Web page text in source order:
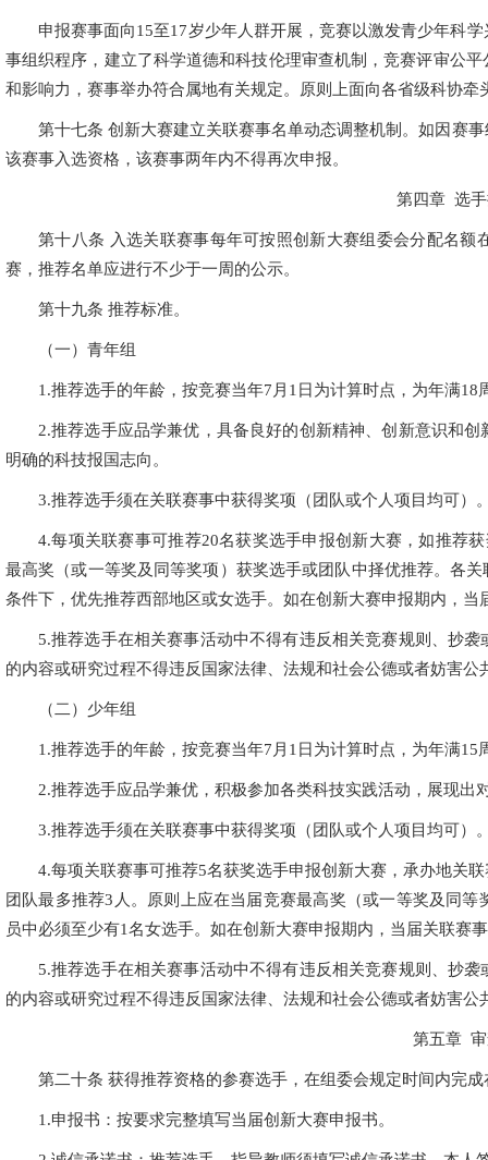
申报赛事面向15至17岁少年人群开展，竞赛以激发青少年科
事组织程序，建立了科学道德和科技伦理审查机制，竞赛评审公
和影响力，赛事举办符合属地有关规定。原则上面向各省级科协
第十七条 创新大赛建立关联赛事名单动态调整机制。如因赛
该赛事入选资格，该赛事两年内不得再次申报。
第四章 选
第十八条 入选关联赛事每年可按照创新大赛组委会分配名
赛，推荐名单应进行不少于一周的公示。
第十九条 推荐标准。
（一）青年组
1.推荐选手的年龄，按竞赛当年7月1日为计算时点，为年满18
2.推荐选手应品学兼优，具备良好的创新精神、创新意识和
明确的科技报国志向。
3.推荐选手须在关联赛事中获得奖项（团队或个人项目均可）
4.每项关联赛事可推荐20名获奖选手申报创新大赛，如推荐
最高奖（或一等奖及同等奖项）获奖选手或团队中择优推荐。各
条件下，优先推荐西部地区或女选手。如在创新大赛申报期内，
5.推荐选手在相关赛事活动中不得有违反相关竞赛规则、抄
的内容或研究过程不得违反国家法律、法规和社会公德或者妨
（二）少年组
1.推荐选手的年龄，按竞赛当年7月1日为计算时点，为年满15
2.推荐选手应品学兼优，积极参加各类科技实践活动，展现
3.推荐选手须在关联赛事中获得奖项（团队或个人项目均可）
4.每项关联赛事可推荐5名获奖选手申报创新大赛，承办地关
团队最多推荐3人。原则上应在当届竞赛最高奖（或一等奖及同
员中必须至少有1名女选手。如在创新大赛申报期内，当届关联赛
5.推荐选手在相关赛事活动中不得有违反相关竞赛规则、抄
的内容或研究过程不得违反国家法律、法规和社会公德或者妨害公
第五章
第二十条 获得推荐资格的参赛选手，在组委会规定时间内完
1.申报书：按要求完整填写当届创新大赛申报书。